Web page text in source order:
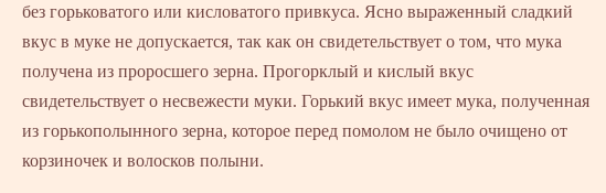
без горьковатого или кисловатого привкуса. Ясно выраженный сладкий
вкус в муке не допускается, так как он свидетельствует о том, что мука
получена из проросшего зерна. Прогорклый и кислый вкус
свидетельствует о несвежести муки. Горький вкус имеет мука, полученная
из горькополынного зерна, которое перед помолом не было очищено от
корзиночек и волосков полыни.